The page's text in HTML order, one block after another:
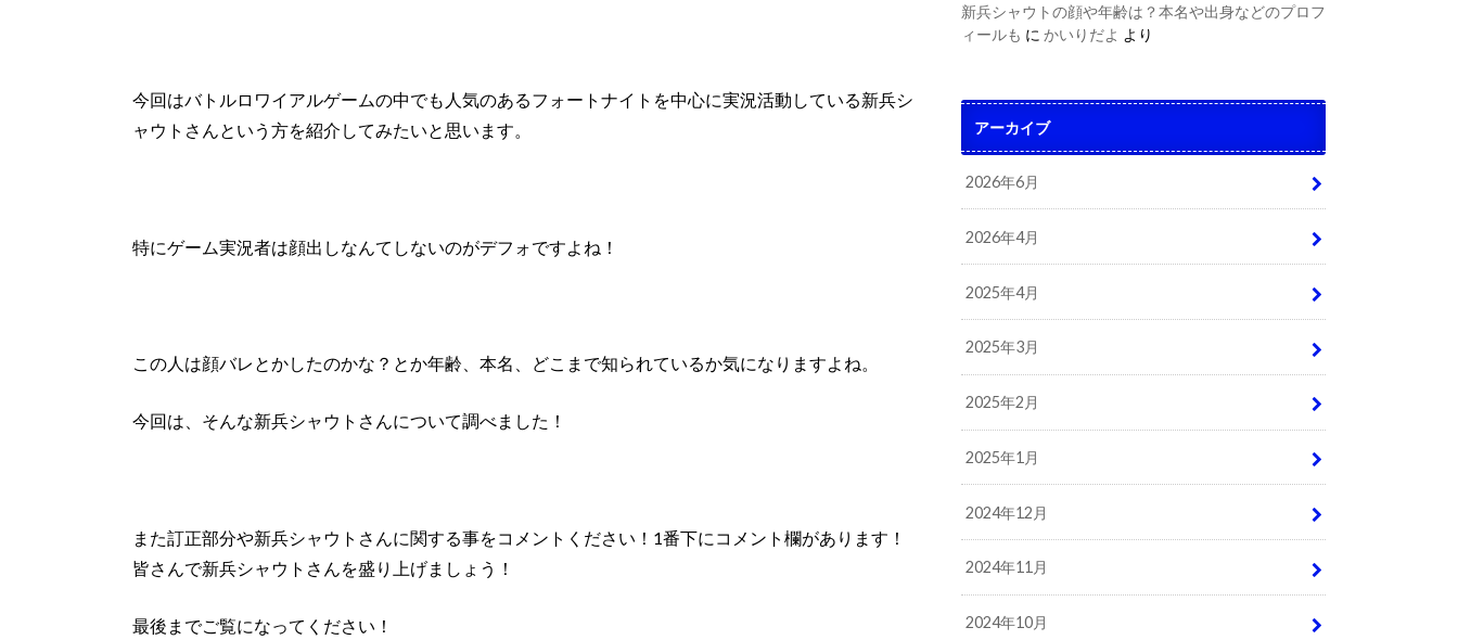
今回はバトルロワイアルゲームの中でも人気のあるフォートナイトを中心に実況活動している新兵シ
ャウトさんという方を紹介してみたいと思います。
特にゲーム実況者は顔出しなんてしないのがデフォですよね！
この人は顔バレとかしたのかな？とか年齢、本名、どこまで知られているか気になりますよね。
今回は、そんな新兵シャウトさんについて調べました！
また訂正部分や新兵シャウトさんに関する事をコメントください！1番下にコメント欄があります！
皆さんで新兵シャウトさんを盛り上げましょう！
最後までご覧になってください！
新兵シャウトの顔や年齢は？本名や出身などのプロフ
ィールも に かいりだよ より
アーカイブ
2026年6月
2026年4月
2025年4月
2025年3月
2025年2月
2025年1月
2024年12月
2024年11月
2024年10月